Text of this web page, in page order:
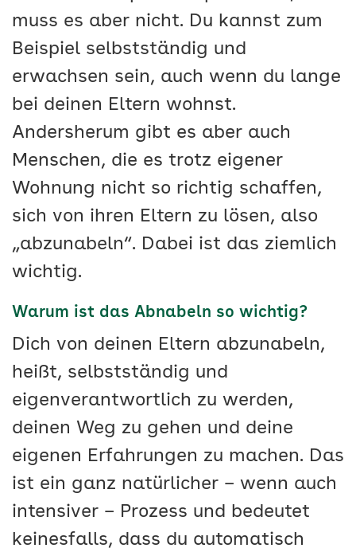
muss es aber nicht. Du kannst zum
Beispiel selbstständig und
erwachsen sein, auch wenn du lange
bei deinen Eltern wohnst.
Andersherum gibt es aber auch
Menschen, die es trotz eigener
Wohnung nicht so richtig schaffen,
sich von ihren Eltern zu lösen, also
„abzunabeln“. Dabei ist das ziemlich
wichtig.
Warum ist das Abnabeln so wichtig?
Dich von deinen Eltern abzunabeln,
heißt, selbstständig und
eigenverantwortlich zu werden,
deinen Weg zu gehen und deine
eigenen Erfahrungen zu machen. Das
ist ein ganz natürlicher – wenn auch
intensiver – Prozess und bedeutet
keinesfalls, dass du automatisch